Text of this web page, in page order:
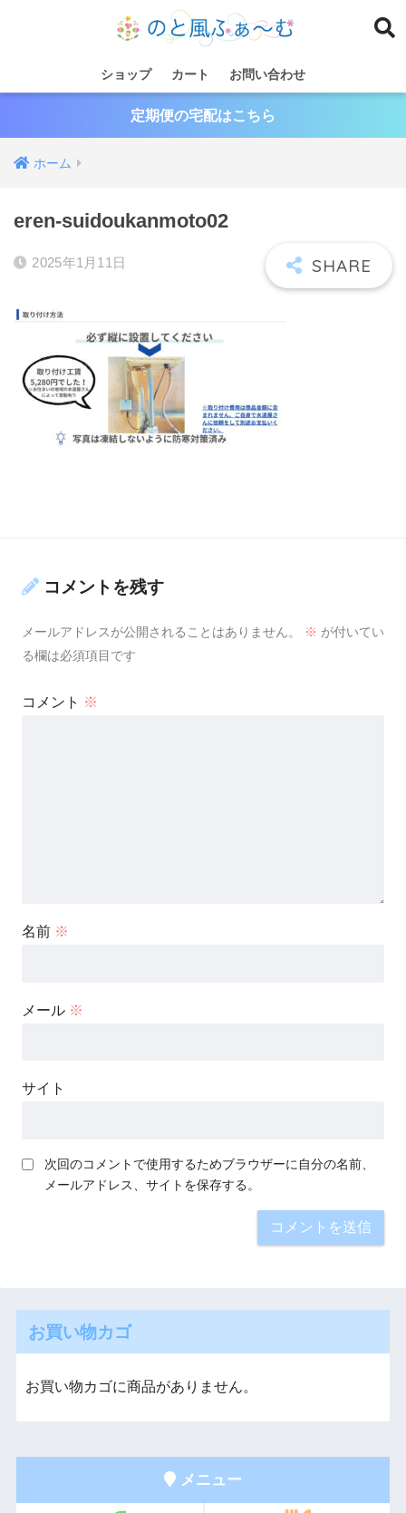
ショップ カート お問い合わせ
定期便の宅配はこちら
ホーム
eren-suidoukanmoto02
2025年1月11日
コメントを残す
メールアドレスが公開されることはありません。 ※ が付いてい
る欄は必須項目です
コメント ※
名前 ※
メール ※
サイト
次回のコメントで使用するためブラウザーに自分の名前、
メールアドレス、サイトを保存する。
お買い物カゴ
お買い物カゴに商品がありません。
メニュー